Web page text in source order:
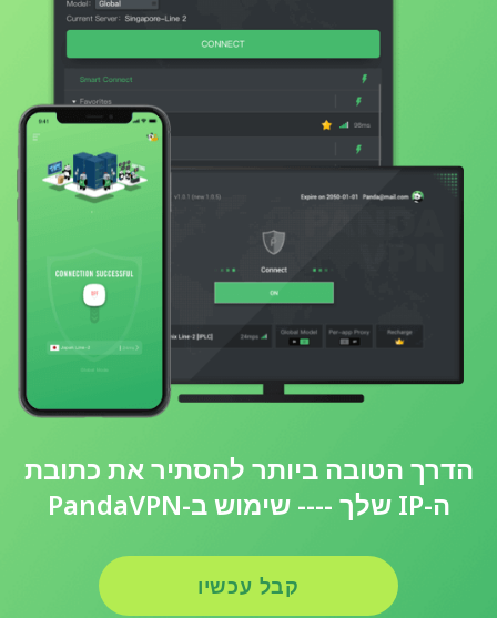
הדרך הטובה ביותר להסתיר את כתובת
ה-IP שלך ---- שימוש ב-PandaVPN
קבל עכשיו